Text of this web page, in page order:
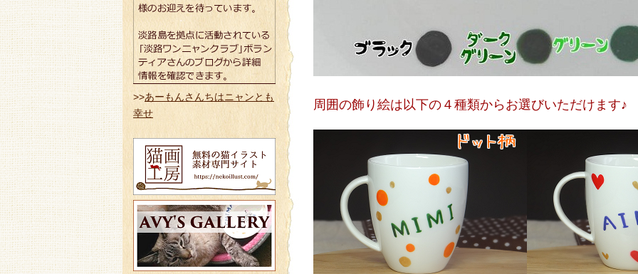
周囲の飾り絵は以下の４種類からお選びいただけます♪
>>あーもんさんちはニャンとも
幸せ